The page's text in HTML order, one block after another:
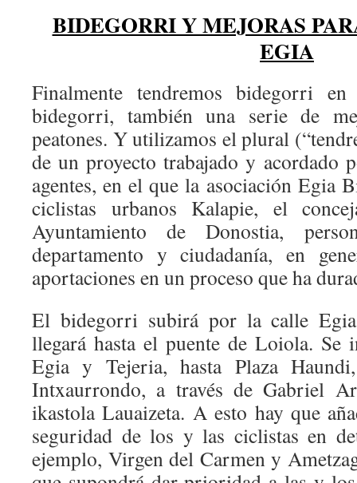
BIDEGORRI Y MEJORAS
EGIA
Finalmente tendremos bidegorri
bidegorri, también una serie de
peatones. Y utilizamos el plural
de un proyecto trabajado y acordado
agentes, en el que la asociación Egia
ciclistas urbanos Kalapie, el
Ayuntamiento de Donostia,
departamento y ciudadanía, en
aportaciones en un proceso que ha
El bidegorri subirá por la calle
llegará hasta el puente de Loiola. Se
Egia y Tejeria, hasta Plaza
Intxaurrondo, a través de Gabriel
ikastola Lauaizeta. A esto hay que
seguridad de los y las ciclistas en
ejemplo, Virgen del Carmen y